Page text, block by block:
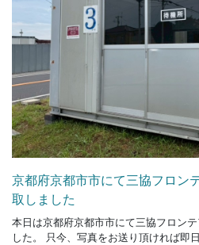
京都府京都市市にて三協フロン
取しました
本日は京都府京都市市にて三協フロン
した。 只今、写真をお送り頂ければ即